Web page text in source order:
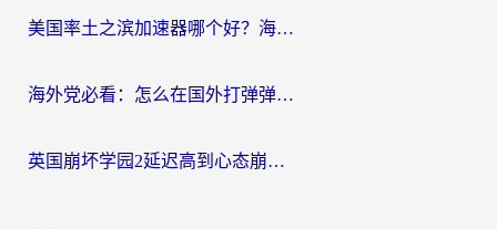
美国率土之滨加速器哪个好？海外党国服游戏畅玩终极指南（附多游戏解决方案）
海外党必看：怎么在国外打弹弹堂不卡？番茄加速器亲测指南
英国崩坏学园2延迟高到心态崩？海外党国服游戏加速终极指南